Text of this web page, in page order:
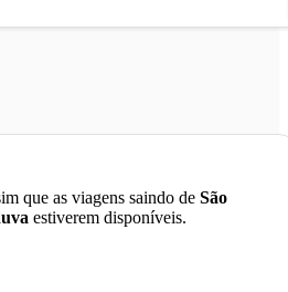
que as viagens saindo de São
estiverem disponíveis.